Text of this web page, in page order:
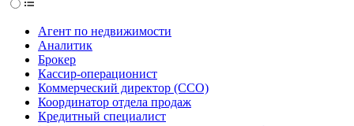
Агент по недвижимости
Аналитик
Брокер
Кассир-операционист
Коммерческий директор (CCO)
Координатор отдела продаж
Кредитный специалист